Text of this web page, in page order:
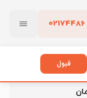
02174486
پاک کردن
قبول